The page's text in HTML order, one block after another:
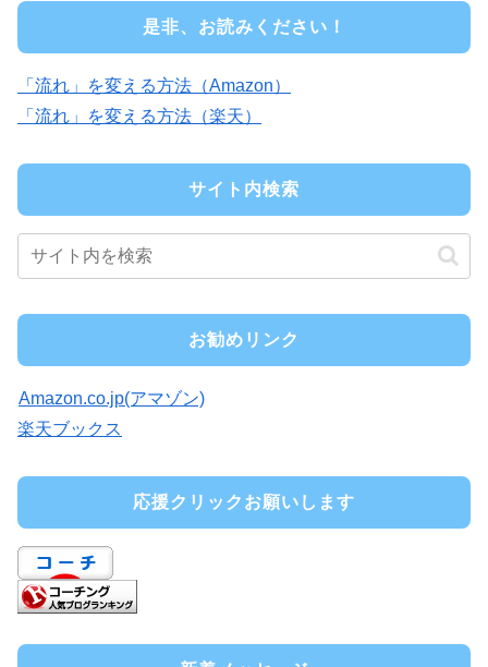
是非、お読みください！
「流れ」を変える方法（Amazon）
「流れ」を変える方法（楽天）
サイト内検索
お勧めリンク
Amazon.co.jp(アマゾン)
楽天ブックス
応援クリックお願いします